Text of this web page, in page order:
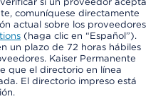
comuníquese directamente
actual sobre los proveedores
(haga clic en “Español”).
un plazo de 72 horas hábiles
Kaiser Permanente
que el directorio en línea
El directorio impreso está